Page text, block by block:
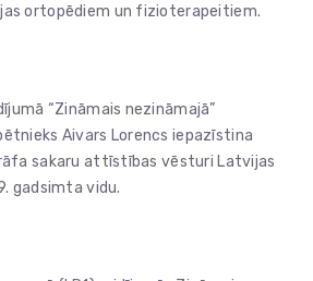
ortopēdiem un fizioterapeitiem.
“Zināmais nezināmajā”
Aivars Lorencs iepazīstina
sakaru attīstības vēsturi Latvijas
gadsimta vidu.